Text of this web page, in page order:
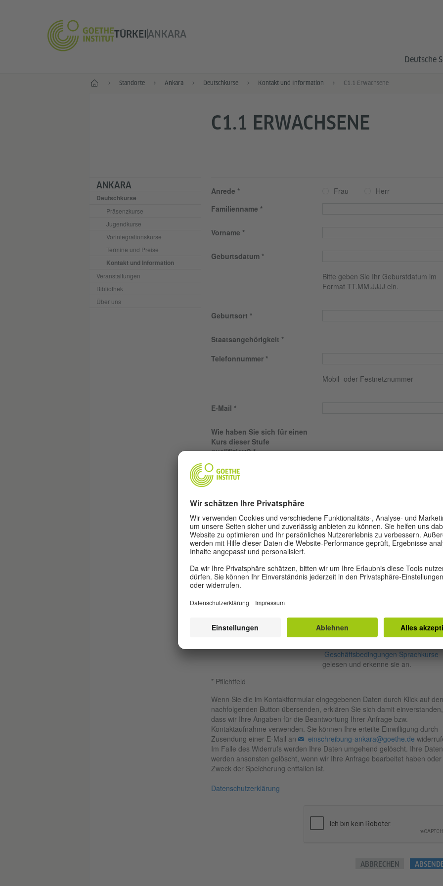
TÜRKEIANKARA
Deutsche
Start Standorte Ankara Deutschkurse Kontakt und Information C1.1 Erwachsene
ANKARA
Deutschkurse
Präsenzkurse
Jugendkurse
Vorintegrationskurse
Termine und Preise
Kontakt und Information
Veranstaltungen
Bibliothek
Über uns
C1.1 ERWACHSENE
Anrede Frau
Herr
Familienname
Vorname
Geburtsdatum
Bitte geben Sie Ihr Geburstdatum im
Format TT.MM.JJJJ ein.
Geburtsort
Staatsangehörigkeit
Telefonnummer
Mobil- oder Festnetznummer
E-Mail
Wie haben Sie sich für einen
Kurs dieser Stufe
qualifiziert?
Wenn Sie zur Zeit Deutsch am
lernen, oder nur einen
gemacht haben, geben Sie
bitte hier Ihre
Kursteilnehmernummer ein:
Goethe-Zertifikat,
Einstufungstestergebnis oder
Teilnahmebestätigung (falls
vorhanden)
Hinweis: Die insgesamte Größe aller
Kurspriorität 1
Kurspriorität 2
Geschäftsbedingungen Sprachkurse
gelesen und erkenne sie an.
* Pflichtfeld
Wenn Sie die im Kontaktformular eingegebenen Daten durch Klick auf den
nachfolgenden Button übersenden, erklären Sie sich damit einverstanden,
dass wir Ihre Angaben für die Beantwortung Ihrer Anfrage bzw.
Kontaktaufnahme verwenden. Sie können Ihre erteilte Einwilligung durch
Zusendung einer E-Mail an
einschreibung-ankara@goethe.de
Im Falle des Widerrufs werden Ihre Daten umgehend gelöscht. Ihre Daten
werden ansonsten gelöscht, wenn wir Ihre Anfrage bearbeitet haben
Zweck der Speicherung entfallen ist.
Datenschutzerklärung
ABBRECHEN